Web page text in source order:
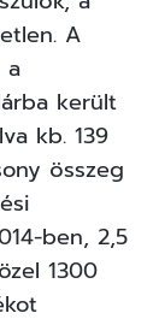
A
a
került
kb. 139
összeg
ben, 2,5
1300